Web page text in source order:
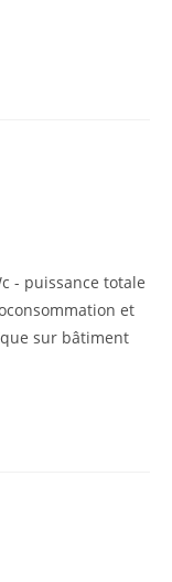
- puissance totale
et
sur bâtiment